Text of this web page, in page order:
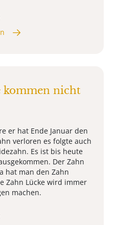
kommen nicht
er hat Ende Januar den
verloren es folgte auch
Es ist bis heute
Der Zahn
hat man den Zahn
Zahn Lücke wird immer
machen.